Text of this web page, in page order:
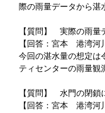
際の雨量データから湛
【質問】 実際の雨量
【回答：宮本 港湾河
今回の湛水量の想定は
ティセンターの雨量観
【質問】 水門の閉鎖
【回答：宮本 港湾河